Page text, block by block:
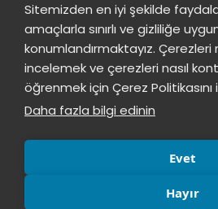
Sitemizden en iyi şekilde
amaçlarla sınırlı ve gizliliğe
konumlandırmaktayız. Çerezleri
incelemek ve çerezleri nasıl
öğrenmek için Çerez
Daha fazla bilgi edinin
Evet
Hayır
İSTİNYE
Basın
Kiti
İhaleler İstinye Post
çevrimiçi
İstinye Üniversitesi
Merhaba! Size nasıl
olabilirim?